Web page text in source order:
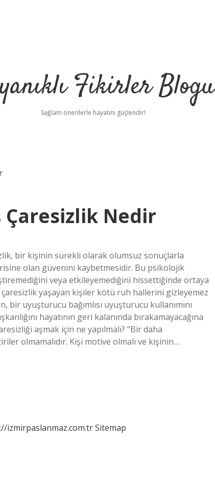
Fikirler Blogu
Sağlam önerilerle hayatını güçlendir!
Nedir
bir kişinin sürekli olarak olumsuz sonuçlarla
olan güvenini kaybetmesidir. Bu psikolojik
veya etkileyemediğini hissettiğinde ortaya
yaşayan kişiler kötü ruh hallerini gizleyemez
uyuşturucu bağımlısı uyuşturucu kullanımını
hayatının geri kalanında bırakamayacağına
aşmak için ne yapılmalı? “Bir daha
olmamalıdır. Kişi motive olmalı ve kişinin…
izmirpaslanmaz.com.trSitemap